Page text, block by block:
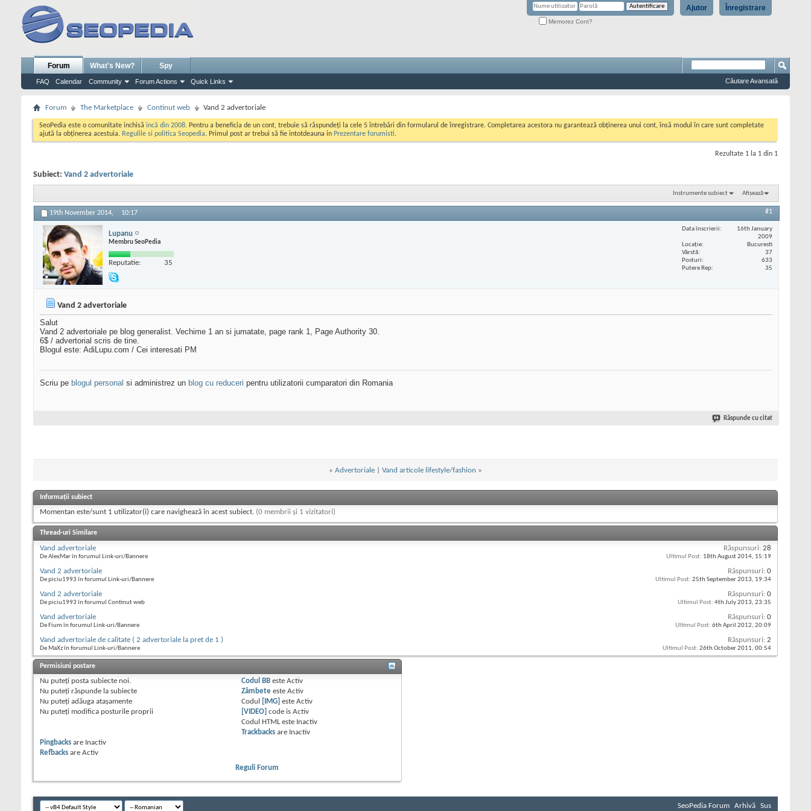
Înregistrare
Ajutor
Memorez Cont?
Forum
FAQ Calendar Community Forum Actions Quick Links
What's New? Spy
Căutare Avansată
Forum The Marketplace Continut web Vand 2 advertoriale
SeoPedia este o comunitate inchisă incă din 2008. Pentru a beneficia de un cont, trebuie să răspundeți la cele 5 întrebări din formularul de înregistrare. Completarea acestora nu garantează obținerea unui cont, însă modul în care sunt completate
ajută la obținerea acestuia. Regulile si politica Seopedia. Primul post ar trebui să fie intotdeauna in Prezentare forumisti.
Rezultate 1 la 1 din 1
Subiect: Vand 2 advertoriale
Instrumente subiect Afișează
19th November 2014, 10:17 #1
Lupanu
Membru SeoPedia
Reputatie: 35
Data înscrierii
16th January
2009
Locaţie
Bucuresti
Vârstă
37
Posturi
633
Putere Rep
35
Vand 2 advertoriale
Salut
Vand 2 advertoriale pe blog generalist. Vechime 1 an si jumatate, page rank 1, Page Authority 30.
6$ / advertorial scris de tine.
Blogul este: AdiLupu.com / Cei interesati PM
Scriu pe blogul personal si administrez un blog cu reduceri pentru utilizatorii cumparatori din Romania
Răspunde cu citat
« Advertoriale Vand articole lifestyle/fashion »
Informații subiect
Momentan este/sunt 1 utilizator(i) care navighează în acest subiect. (0 membrii și 1 vizitatori)
Thread-uri Similare
Vand advertoriale
De AlexMar în forumul Link-uri/Bannere
Răspunsuri: 28
Ultimul Post: 18th August 2014, 15:19
Vand 2 advertoriale
De piciu1993 în forumul Link-uri/Bannere
Răspunsuri: 0
Ultimul Post: 25th September 2013, 19:34
Vand 2 advertoriale
De piciu1993 în forumul Continut web
Răspunsuri: 0
Ultimul Post: 4th July 2013, 23:35
Vand advertoriale
De Fium în forumul Link-uri/Bannere
Răspunsuri: 0
Ultimul Post: 6th April 2012, 20:09
Vand advertoriale de calitate ( 2 advertoriale la pret de 1 )
De MaXz în forumul Link-uri/Bannere
Răspunsuri: 2
Ultimul Post: 26th October 2011, 00:54
Permisiuni postare
Nu puteţi posta subiecte noi.
Nu puteţi răspunde la subiecte
Nu puteţi adăuga ataşamente
Nu puteţi modifica posturile proprii
Codul BB esteActiv
Zâmbete esteActiv
Codul
[IMG] esteActiv
[VIDEO] code isActiv
Codul HTML este Inactiv
Trackbacks are Inactiv
Pingbacks are Inactiv
Refbacks are Activ
Reguli Forum
SeoPedia Forum Arhivă Sus